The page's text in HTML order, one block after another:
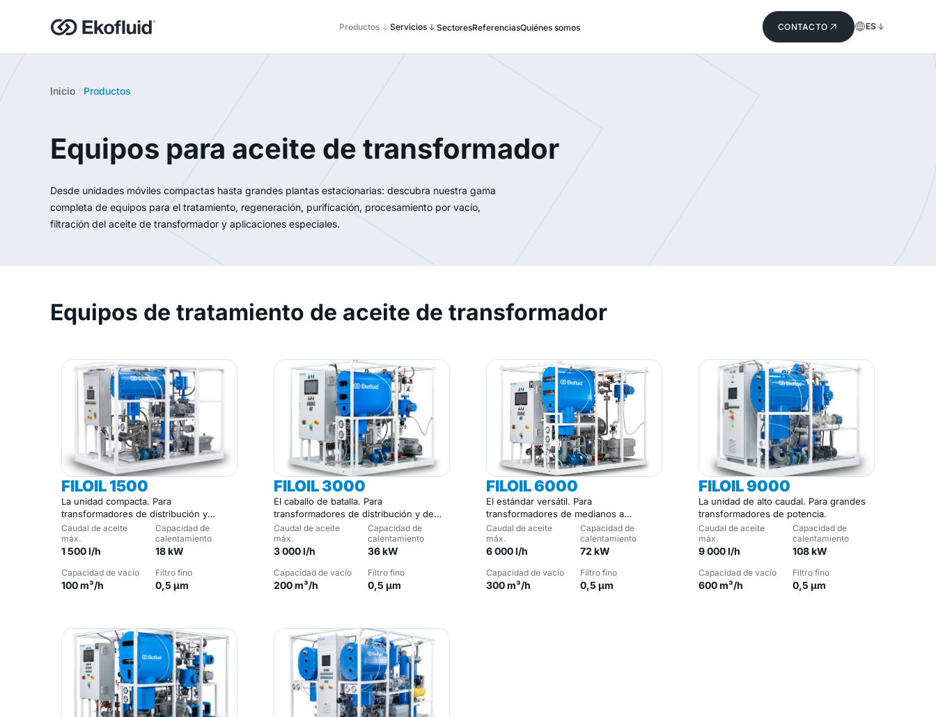
Productos Servicios SectoresReferenciasQuiénes somos CONTACTO ES
Inicio Productos
Equipos para aceite de transformador
Desde unidades móviles compactas hasta grandes plantas estacionarias: descubra nuestra gama
completa de equipos para el tratamiento, regeneración, purificación, procesamiento por vacío,
filtración del aceite de transformador y aplicaciones especiales.
Equipos de tratamiento de aceite de transformador
FILOIL 1500
La unidad compacta. Para
transformadores de distribución y
emplazamientos reducidos.
Caudal de aceite
máx.
1 500 l/h
Capacidad de
calentamiento
18 kW
Capacidad de vacío
100 m³/h
Filtro fino
0,5 µm
FILOIL 3000
El caballo de batalla. Para
transformadores de distribución y de
potencia medianos.
Caudal de aceite
máx.
3 000 l/h
Capacidad de
calentamiento
36 kW
Capacidad de vacío
200 m³/h
Filtro fino
0,5 µm
FILOIL 6000
El estándar versátil. Para
transformadores de medianos a
grandes.
Caudal de aceite
máx.
6 000 l/h
Capacidad de
calentamiento
72 kW
Capacidad de vacío
300 m³/h
Filtro fino
0,5 µm
FILOIL 9000
La unidad de alto caudal. Para grandes
transformadores de potencia.
Caudal de aceite
máx.
9 000 l/h
Capacidad de
calentamiento
108 kW
Capacidad de vacío
600 m³/h
Filtro fino
0,5 µm